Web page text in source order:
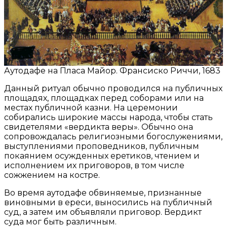
Аутодафе на Пласа Майор. Франсиско Риччи, 1683
Данный ритуал обычно проводился на публичных
площадях, площадках перед соборами или на
местах публичной казни. На церемонии
собирались широкие массы народа, чтобы стать
свидетелями «вердикта веры». Обычно она
сопровождалась религиозными богослужениями,
выступлениями проповедников, публичным
покаянием осужденных еретиков, чтением и
исполнением их приговоров, в том числе
сожжением на костре.
Во время аутодафе обвиняемые, признанные
виновными в ереси, выносились на публичный
суд, а затем им объявляли приговор. Вердикт
суда мог быть различным.